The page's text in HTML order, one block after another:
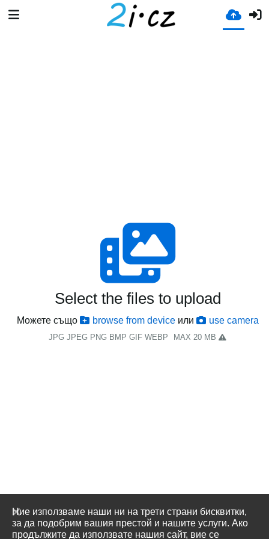
Select the files to upload
Можете също browse from deviceили use camera
JPG JPEG PNG BMP GIF WEBP MAX 20 MB
Ние използваме наши ни на трети страни бисквитки,
за да подобрим вашия престой и нашите услуги. Ако
продължите да използвате нашия сайт, вие се